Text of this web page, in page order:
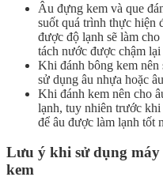
Âu đựng kem và que
suốt quá trình thực hiện
được độ lạnh sẽ làm
tách nước được chậm
Khi đánh bông kem
sử dụng âu nhựa hoặc
Khi đánh kem nên cho
lạnh, tuy nhiên trước khi
để âu được làm lạnh tốt
Lưu ý khi sử dụng
kem